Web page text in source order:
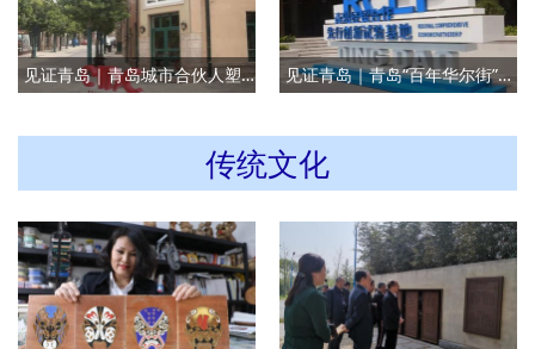
见证青岛｜青岛城市合伙人塑全新广兴里 见证青岛｜青岛“百年华尔街”旧址崛起新金融高地
传统文化